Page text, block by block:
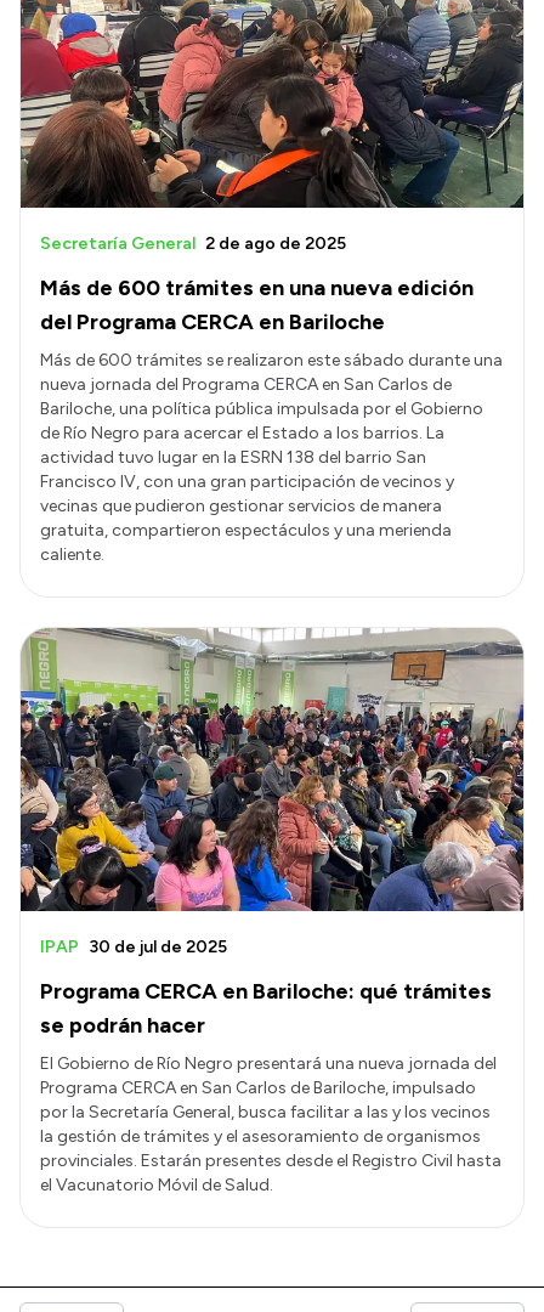
Más de 600 trámites en una nueva edición
del Programa CERCA en Bariloche
Secretaría General 2 de ago de 2025
Más de 600 trámites se realizaron este sábado durante una
nueva jornada del Programa CERCA en San Carlos de
Bariloche, una política pública impulsada por el Gobierno
de Río Negro para acercar el Estado a los barrios. La
actividad tuvo lugar en la ESRN 138 del barrio San
Francisco IV, con una gran participación de vecinos y
vecinas que pudieron gestionar servicios de manera
gratuita, compartieron espectáculos y una merienda
caliente.
Programa CERCA en Bariloche: qué trámites
se podrán hacer
IPAP 30 de jul de 2025
El Gobierno de Río Negro presentará una nueva jornada del
Programa CERCA en San Carlos de Bariloche, impulsado
por la Secretaría General, busca facilitar a las y los vecinos
la gestión de trámites y el asesoramiento de organismos
provinciales. Estarán presentes desde el Registro Civil hasta
el Vacunatorio Móvil de Salud.